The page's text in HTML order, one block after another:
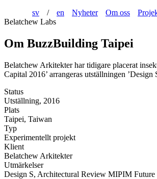
sv / en Nyheter Om oss
Belatchew Labs
Om BuzzBuilding Taipei
Belatchew Arkitekter har tidigare placerat
Capital 2016’ arrangeras utställningen
Status
Utställning, 2016
Plats
Taipei, Taiwan
Typ
Experimentellt projekt
Klient
Belatchew Arkitekter
Utmärkelser
Design S, Architectural Review MIPIM